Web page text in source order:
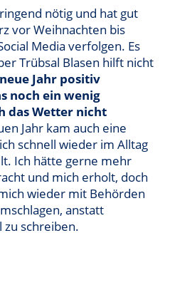
nötig und hat gut
vor Weihnachten bis
Media verfolgen. Es
Trübsal Blasen hilft nicht
Jahr positiv
noch ein wenig
das Wetter nicht
Jahr kam auch eine
schnell wieder im Alltag
Ich hätte gerne mehr
und mich erholt, doch
wieder mit Behörden
anstatt
schreiben.